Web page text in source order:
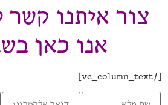
צור איתנו קשר
אנו כאן